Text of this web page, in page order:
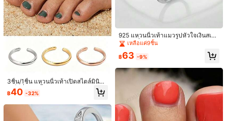
14
10 ชิ้น/ชุด แหวนนิ้วเท้าเปิดแบบดาวแ
ละพระจันทร์, ชุดเครื่องประดับเท้ารูปทร
งเรขาคณิตรูปแปดเหลี่ยมระบายอากาศ
฿39
1 ชิ้น กำไลข้อเท้าแบบปรับได้ไม่สมมา
ตร, เครื่องประดับรีสอร์ทชายหาดยอดนิ
ยมสำหรับผู้หญิง, เหมาะสำหรับวันหยุด
พักผ่อนริมชายหาดของผู้หญิง, ปาร์ตี้, อ
อกเดท, ของขวัญฤดูร้อนที่ดีที่สุดสำหรับ
เธอ, ของขวัญที่ยอดเยี่ยม
฿33 -15%
3ชิ้น/1ชิ้น แหวนนิ้วเท้าเปิดสไตล์มินิมอ
ลเซ็กซี่พร้อมจี้ปรับได้ สแตนเลส สไตล์วั
นหยุดชายหาด แหวนเดี่ยว - ทอง/เงิน/
บผู้หญิง เครื่องประดับที่มีเสน่ห์ เครื่องป
ระดับพิเศษสำหรับผู้หญิง ของขวัญสำห
฿40 -32%
925 แหวนนิ้วเท้าแมวรูปหัวใจเงินสเตอ
ร์ลิง, เครื่องประดับธีมสัตว์น่ารักสำหรับ
ผู้หญิงและเด็กผู้หญิง, เหมาะสำหรับสว
มใส่ทุกวันหรือให้เป็นของขวัญ
เหลือแค่9ชิ้น
฿63 -9%